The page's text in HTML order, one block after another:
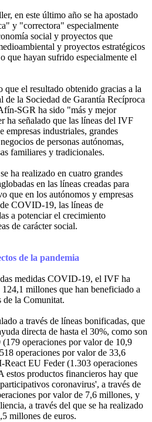
en este último año se ha apostado
y "correctora" especialmente
social y proyectos que
y proyectos estratégicos
que hayan sufrido especialmente el
que el resultado obtenido gracias a la
la Sociedad de Garantía Recíproca
SGR ha sido "más y mejor
ha señalado que las líneas del IVF
industriales, grandes
de personas autónomas,
familiares y tradicionales.
ha realizado en cuatro grandes
en las líneas creadas para
que en los autónomos y empresas
COVID-19, las líneas de
a potenciar el crecimiento
de carácter social.
de la pandemia
medidas COVID-19, el IVF ha
millones que han beneficiado a
de la Comunitat.
a través de líneas bonificadas, que
directa de hasta el 30%, como son
operaciones por valor de 10,9
operaciones por valor de 33,6
EU Feder (1.303 operaciones
estos productos financieros hay que
coronavirus', a través de
por valor de 7,6 millones, y
a través del que se ha realizado
millones de euros.